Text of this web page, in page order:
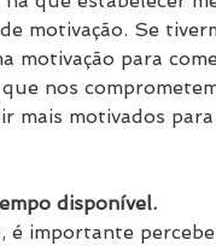
motivação. Se
motivação para
nos
mais motivados
disponível.
importante